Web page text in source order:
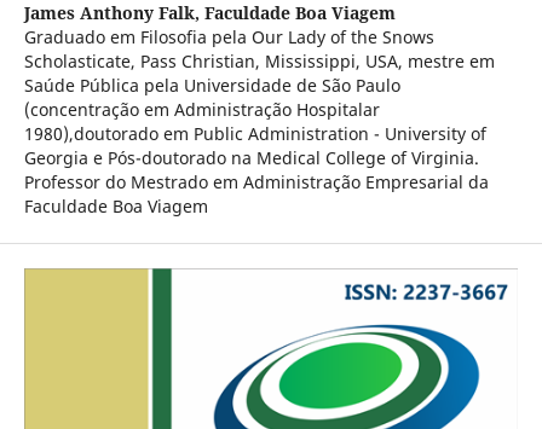
James Anthony Falk, Faculdade Boa Viagem
Graduado em Filosofia pela Our Lady of the Snows
Scholasticate, Pass Christian, Mississippi, USA, mestre em
Saúde Pública pela Universidade de São Paulo
(concentração em Administração Hospitalar
1980),doutorado em Public Administration - University of
Georgia e Pós-doutorado na Medical College of Virginia.
Professor do Mestrado em Administração Empresarial da
Faculdade Boa Viagem